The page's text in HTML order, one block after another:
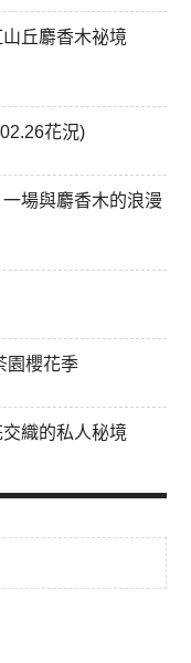
丘麝香木祕境
花況)
場與麝香木的浪漫
園櫻花季
織的私人秘境